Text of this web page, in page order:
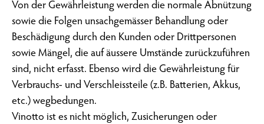
Von der Gewährleistung werden die normale Abnützung
sowie die Folgen unsachgemässer Behandlung oder
Beschädigung durch den Kunden oder Drittpersonen
sowie Mängel, die auf äussere Umstände zurückzuführen
sind, nicht erfasst. Ebenso wird die Gewährleistung für
Verbrauchs- und Verschleissteile (z.B. Batterien, Akkus,
etc.) wegbedungen.
Vinotto ist es nicht möglich, Zusicherungen oder